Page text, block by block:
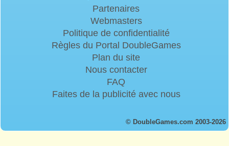
Partenaires
Webmasters
Politique de confidentialité
Règles du Portal DoubleGames
Plan du site
Nous contacter
FAQ
Faites de la publicité avec nous
© DoubleGames.com 2003-2026